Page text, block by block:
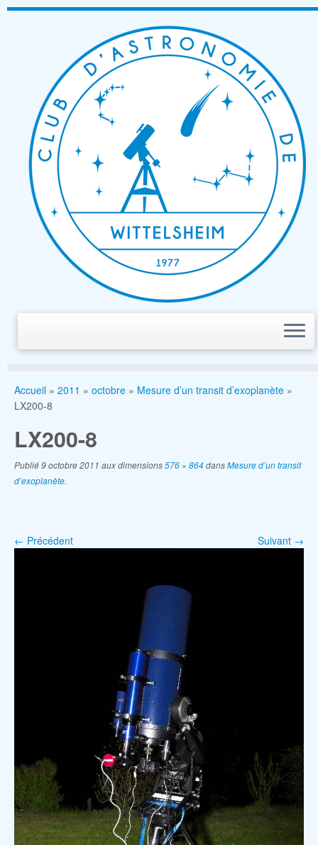
Passer
Accueil » 2011 » octobre » Mesure d’un transit d’exoplanète »
LX200-8
LX200-8
Publié9 octobre 2011 aux dimensions576 × 864dansMesure d’un transit
d’exoplanète.
← Précédent Suivant →